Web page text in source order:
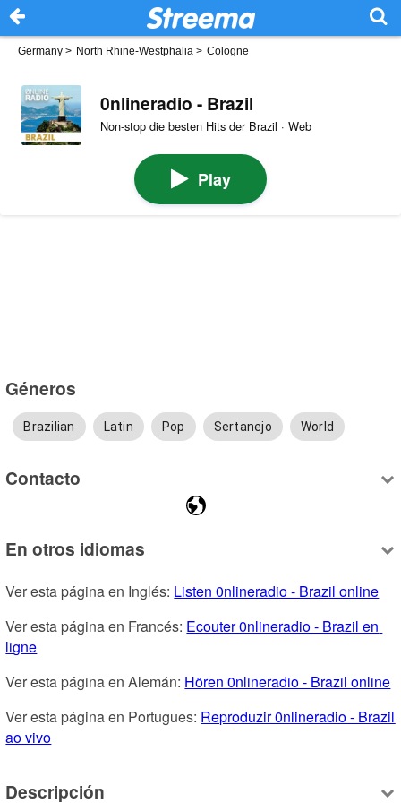
Germany > North Rhine-Westphalia > Cologne
0nlineradio - Brazil
Non-stop die besten Hits der Brazil · Web
Play
Géneros
Brazilian Latin Pop Sertanejo World
Contacto
En otros idiomas
Ver esta página en Inglés: Listen 0nlineradio - Brazil online
Ver esta página en Francés: Ecouter 0nlineradio - Brazil en
ligne
Ver esta página en Alemán: Hören 0nlineradio - Brazil online
Ver esta página en Portugues: Reproduzir 0nlineradio - Brazil
ao vivo
Descripción